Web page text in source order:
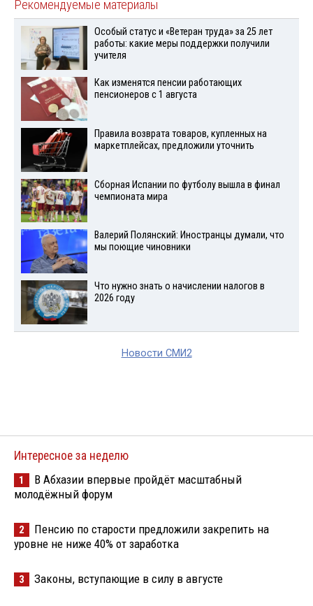
Рекомендуемые материалы
Особый статус и «Ветеран труда» за 25 лет
работы: какие меры поддержки получили
учителя
Как изменятся пенсии работающих
пенсионеров с 1 августа
Правила возврата товаров, купленных на
маркетплейсах, предложили уточнить
Сборная Испании по футболу вышла в финал
чемпионата мира
Валерий Полянский: Иностранцы думали, что
мы поющие чиновники
Что нужно знать о начислении налогов в
2026 году
Новости СМИ2
Интересное за неделю
1
В Абхазии впервые пройдёт масштабный
молодёжный форум
2
Пенсию по старости предложили закрепить на
уровне не ниже 40% от заработка
3 Законы, вступающие в силу в августе